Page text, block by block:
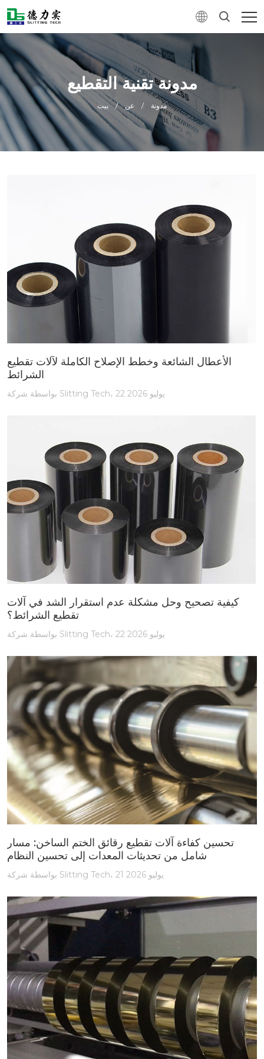
مدونة تقنية التقطيع
بيت / عن / مدونة
الأعطال الشائعة وخطط الإصلاح الكاملة لآلات تقطيع
الشرائط
بواسطة شركة Slitting Tech، 22 يوليو 2026
كيفية تصحيح وحل مشكلة عدم استقرار الشد في آلات
تقطيع الشرائط؟
بواسطة شركة Slitting Tech، 22 يوليو 2026
تحسين كفاءة آلات تقطيع رقائق الختم الساخن: مسار
شامل من تحديثات المعدات إلى تحسين النظام
بواسطة شركة Slitting Tech، 21 يوليو 2026